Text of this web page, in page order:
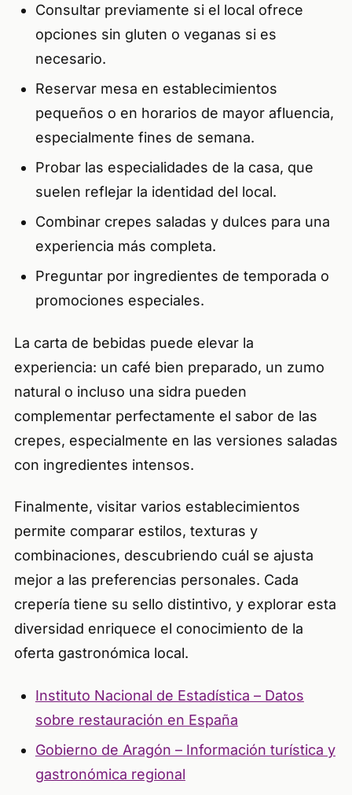
Consultar previamente si el local ofrece
opciones sin gluten o veganas si es
necesario.
Reservar mesa en establecimientos
pequeños o en horarios de mayor afluencia,
especialmente fines de semana.
Probar las especialidades de la casa, que
suelen reflejar la identidad del local.
Combinar crepes saladas y dulces para una
experiencia más completa.
Preguntar por ingredientes de temporada o
promociones especiales.
La carta de bebidas puede elevar la
experiencia: un café bien preparado, un zumo
natural o incluso una sidra pueden
complementar perfectamente el sabor de las
crepes, especialmente en las versiones saladas
con ingredientes intensos.
Finalmente, visitar varios establecimientos
permite comparar estilos, texturas y
combinaciones, descubriendo cuál se ajusta
mejor a las preferencias personales. Cada
crepería tiene su sello distintivo, y explorar esta
diversidad enriquece el conocimiento de la
oferta gastronómica local.
Instituto Nacional de Estadística – Datos
sobre restauración en España
Gobierno de Aragón – Información turística y
gastronómica regional